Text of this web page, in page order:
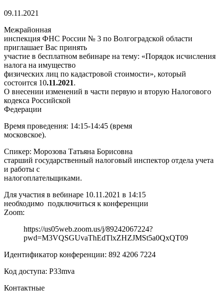
09.11.2021
Межрайонная
инспекция ФНС России № 3 по Волгоградской области
приглашает Вас принять
участие в бесплатном вебинаре на тему: «Порядок исчисления
налога на имущество
физических лиц по кадастровой стоимости», который
состоится 10.11.2021.
О внесении изменений в части первую и вторую Налогового
кодекса Российской
Федерации
Время проведения: 14:15-14:45 (время
московское).
Спикер: Морозова Татьяна Борисовна ­
старший государственный налоговый инспектор отдела учета
и работы с
налогоплательщиками.
Для участия в вебинаре 10.11.2021 в 14:15
необходимо подключиться к конференции
Zoom:
https://us05web.zoom.us/j/89242067224?
pwd=M3VQSGUvaThEdTlxZHZJMSt5a0QxQT09
Идентификатор конференции: 892 4206 7224
Код доступа: P33mva
Контактные